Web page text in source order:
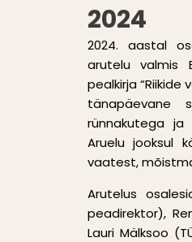
2024
2024. aastal
arutelu valmis
pealkirja
tänapäevane
rünnakutega ja
Aruelu jooksul
vaatest,
Arutelus
peadirektor),
Lauri Mälksoo